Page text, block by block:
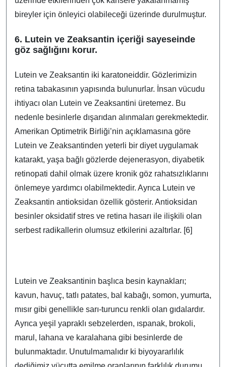
bireyler için önleyici olabileceği üzerinde durulmuştur.
6. Lutein ve Zeaksantin içeriği sayeseinde
göz sağlığını korur.
Lutein ve Zeaksantin iki karatoneiddir. Gözlerimizin
retina tabakasının yapısında bulunurlar. İnsan vücudu
ihtiyacı olan Lutein ve Zeaksantini üretemez. Bu
nedenle besinlerle dışarıdan alınmaları gerekmektedir.
Amerikan Optimetrik Birliği’nin açıklamasına göre
Lutein ve Zeaksantinden yeterli bir diyet uygulamak
katarakt, yaşa bağlı gözlerde dejenerasyon, diyabetik
retinopati dahil olmak üzere kronik göz rahatsızlıklarını
önlemeye yardımcı olabilmektedir. Ayrıca Lutein ve
Zeaksantin antioksidan özellik gösterir. Antioksidan
besinler oksidatif stres ve retina hasarı ile ilişkili olan
serbest radikallerin olumsuz etkilerini azaltırlar. [6]
Lutein ve Zeaksantinin başlıca besin kaynakları;
kavun, havuç, tatlı patates, bal kabağı, somon, yumurta,
mısır gibi genellikle sarı-turuncu renkli olan gıdalardır.
Ayrıca yeşil yapraklı sebzelerden, ıspanak, brokoli,
marul, lahana ve karalahana gibi besinlerde de
bulunmaktadır. Unutulmamalıdır ki biyoyararlılık